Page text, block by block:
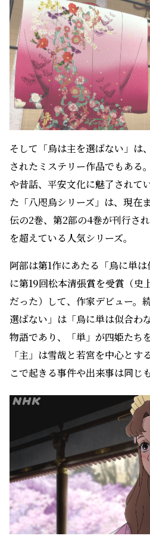
そして「烏は主を選ばない」は
されたミステリー作品でもある
や昔話、平安文化に魅了されて
た「八咫烏シリーズ」は、現在
伝の2巻、第2部の4巻が刊行さ
を超えている人気シリーズ。
阿部は第1作にあたる「烏に単
に第19回松本清張賞を受賞（史
だった）して、作家デビュー。
選ばない」は「烏に単は似合わ
物語であり、「単」が四姫たち
「主」は雪哉と若宮を中心とす
こで起きる事件や出来事は同じ